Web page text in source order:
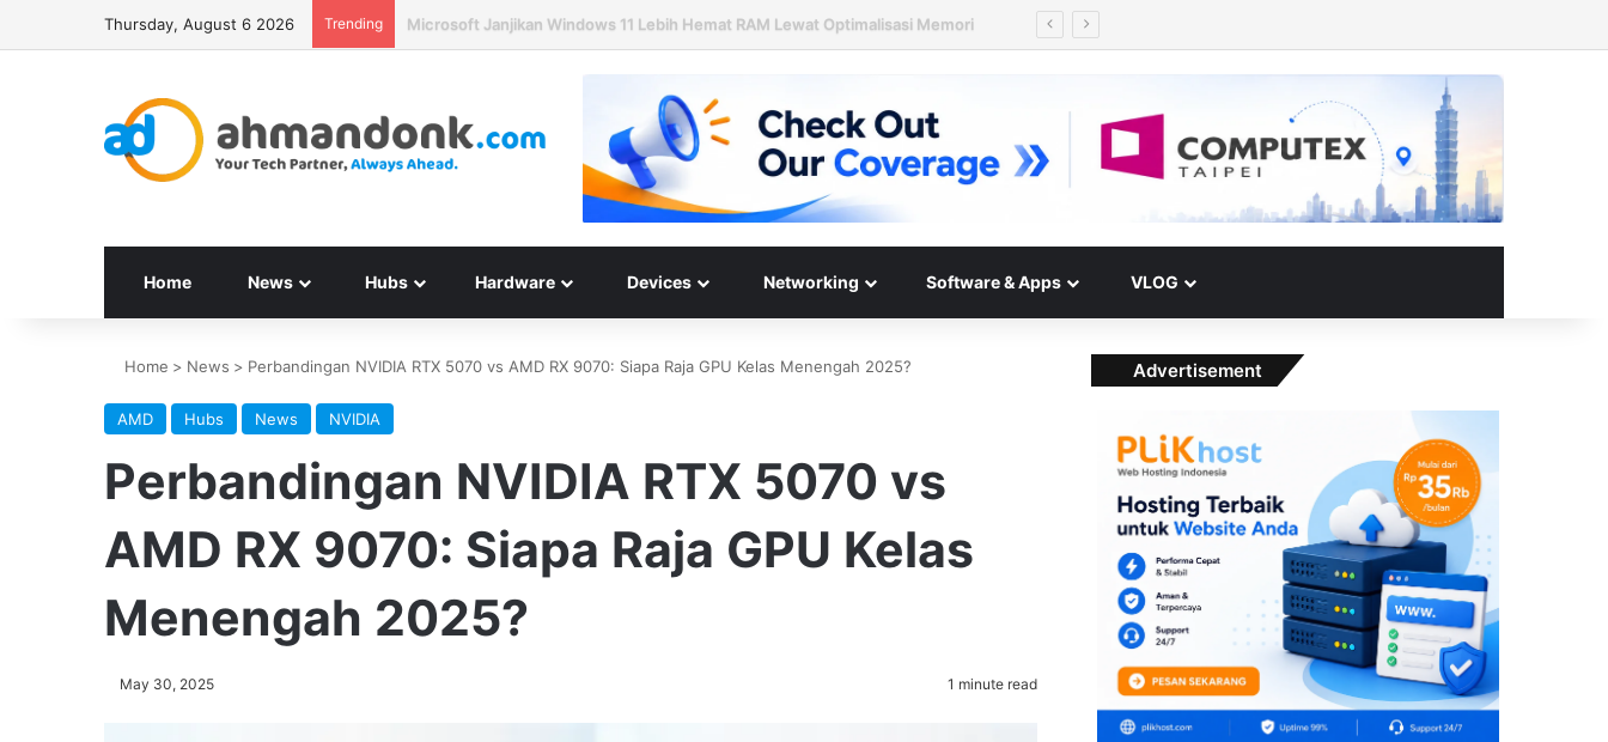
Thursday, August 6 2026 Trending Seagate Targetkan Hard Disk HAMR 50 TB Mulai Validasi Pelanggan pada 2027
Home News Hubs Hardware Devices Networking Software & Apps VLOG
Home > News > Perbandingan NVIDIA RTX 5070 vs AMD RX 9070: Siapa Raja GPU Kelas Menengah 2025?
AMD Hubs News NVIDIA
Perbandingan NVIDIA RTX 5070 vs
AMD RX 9070: Siapa Raja GPU Kelas
Menengah 2025?
May 30, 2025 1 minute read
Advertisement